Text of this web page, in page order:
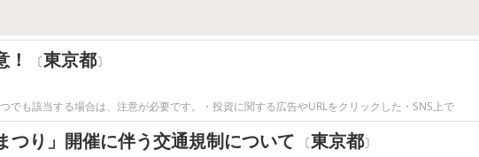
〔東京都〕
でも該当する場合は、注意が必要です。・投資に関する広告やURLをクリックした・SNS上で
つり」開催に伴う交通規制について 〔東京都〕